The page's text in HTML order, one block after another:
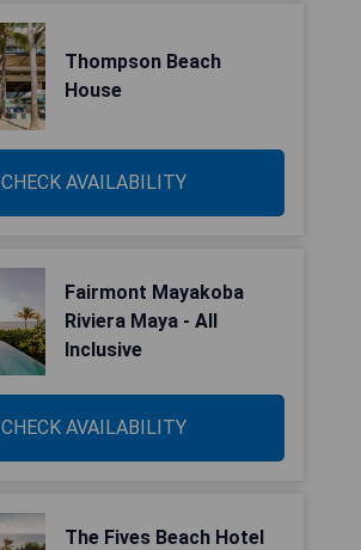
Thompson Beach
House
CHECK AVAILABILITY
Fairmont Mayakoba
Riviera Maya - All
Inclusive
CHECK AVAILABILITY
The Fives Beach Hotel